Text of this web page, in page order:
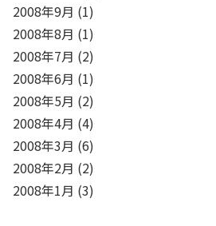
2008年9月 (1)
2008年8月 (1)
2008年7月 (2)
2008年6月 (1)
2008年5月 (2)
2008年4月 (4)
2008年3月 (6)
2008年2月 (2)
2008年1月 (3)